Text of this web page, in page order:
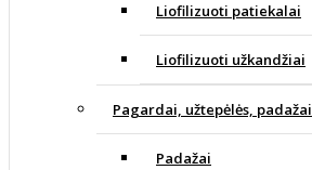
Liofilizuoti patiekalai
Liofilizuoti užkandžiai
Pagardai, užtepėlės, padažai
Padažai